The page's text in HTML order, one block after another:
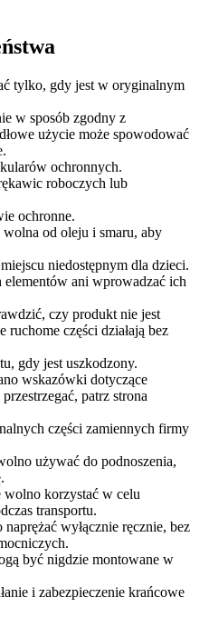
tylko, gdy jest w oryginalnym
w sposób zgodny z
użycie może spowodować
ochronnych.
roboczych lub
ochronne.
od oleju i smaru, aby
niedostępnym dla dzieci.
elementów ani wprowadzać ich
czy produkt nie jest
części działają bez
gdy jest uszkodzony.
wskazówki dotyczące
patrz strona
części zamiennych firmy
używać do podnoszenia,
wolno korzystać w celu
transportu.
wyłącznie ręcznie, bez
być nigdzie montowane w
i zabezpieczenie krańcowe